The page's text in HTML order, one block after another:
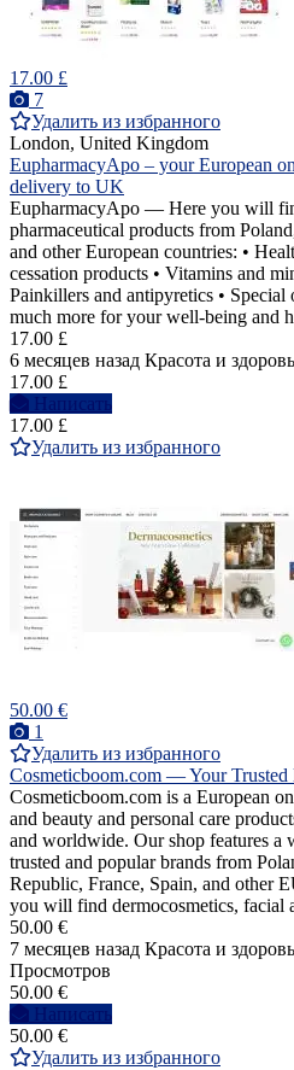
17.00 £
7
Удалить из избранного
London, United Kingdom
EupharmacyApo – your European
delivery to UK
EupharmacyApo — Here you will
pharmaceutical products from
and other European countries: •
cessation products • Vitamins and
Painkillers and antipyretics • Special
much more for your well-being and
17.00 £
6 месяцев назад Красота и
17.00 £
Написать
17.00 £
Удалить из избранного
50.00 €
1
Удалить из избранного
Cosmeticboom.com — Your Trusted
Cosmeticboom.com is a European
and beauty and personal care
and worldwide. Our shop features a
trusted and popular brands from
Republic, France, Spain, and other
you will find dermocosmetics, facial
50.00 €
7 месяцев назад Красота и
Просмотров
50.00 €
Написать
50.00 €
Удалить из избранного